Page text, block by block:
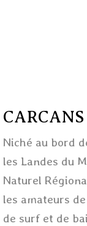
Niché au bord
les Landes du
Naturel
les amateurs
de surf et de